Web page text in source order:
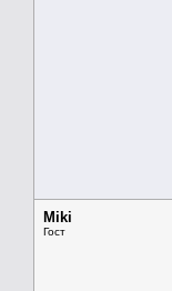
Miki
Гост